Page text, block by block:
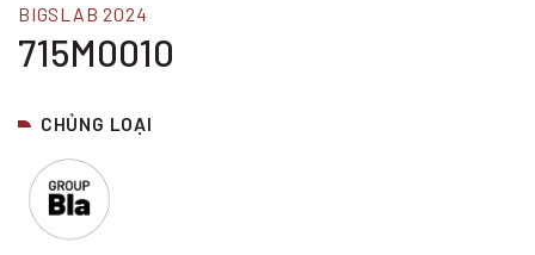
BIGSLAB 2024
715M0010
CHỦNG LOẠI